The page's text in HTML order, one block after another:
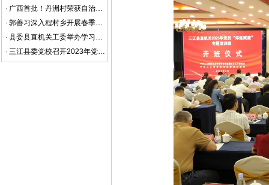
·
广西首批！丹洲村荣获自治区级“金字招牌”
·
郭善习深入程村乡开展春季走访慰问工作
·
县委县直机关工委举办学习贯彻党的二十大精神进机关宣讲报告会
·
三江县委党校召开2023年党风廉政建设暨清廉机关工作部署会